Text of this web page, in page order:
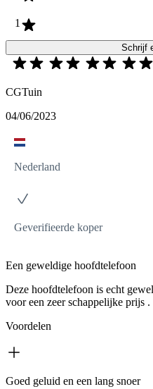
1
Schrijf
CGTuin
04/06/2023
Nederland
Geverifieerde koper
Een geweldige hoofdtelefoon
Deze hoofdtelefoon is echt
voor een zeer schappelijke prijs .
Voordelen
Goed geluid en een lang snoer